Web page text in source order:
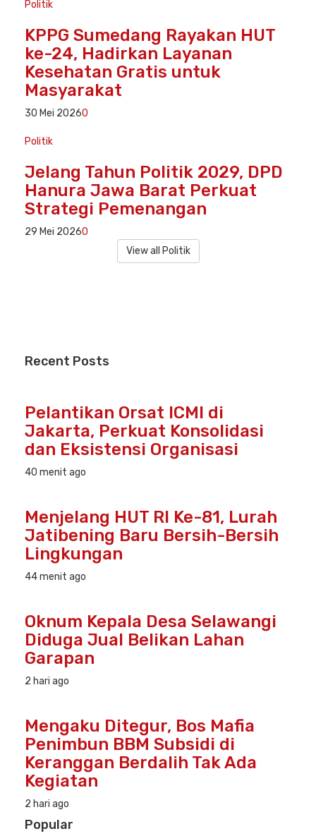
Politik
KPPG Sumedang Rayakan HUT
ke-24, Hadirkan Layanan
Kesehatan Gratis untuk
Masyarakat
30 Mei 20260
Politik
Jelang Tahun Politik 2029, DPD
Hanura Jawa Barat Perkuat
Strategi Pemenangan
29 Mei 20260
View all Politik
Recent Posts
Pelantikan Orsat ICMI di
Jakarta, Perkuat Konsolidasi
dan Eksistensi Organisasi
40 menit ago
Menjelang HUT RI Ke-81, Lurah
Jatibening Baru Bersih-Bersih
Lingkungan
44 menit ago
Oknum Kepala Desa Selawangi
Diduga Jual Belikan Lahan
Garapan
2 hari ago
Mengaku Ditegur, Bos Mafia
Penimbun BBM Subsidi di
Keranggan Berdalih Tak Ada
Kegiatan
2 hari ago
Popular